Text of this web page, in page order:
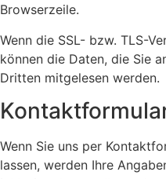
Browserzeile.
Wenn die SSL- bzw. TLS-
können die Daten, die Sie
Dritten mitgelesen werden.
Wenn Sie uns per
lassen, werden Ihre